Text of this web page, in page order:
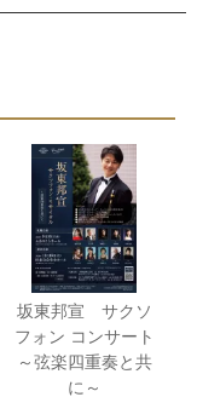
坂東邦宣 サクソ
フォン コンサート
～弦楽四重奏と共
に～